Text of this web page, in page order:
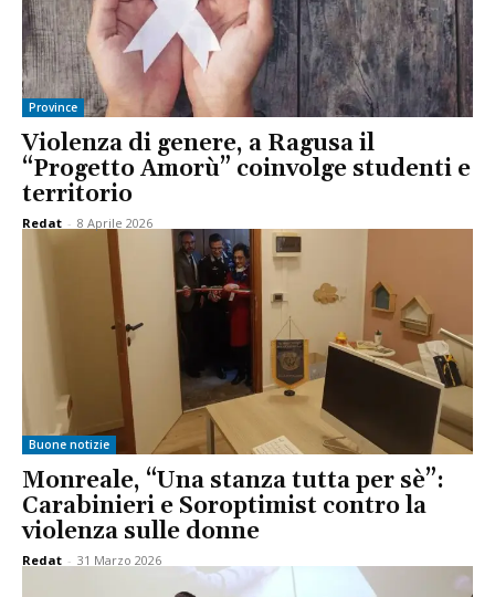
Province
Violenza di genere, a Ragusa il
“Progetto Amorù” coinvolge studenti e
territorio
Redat - 8 Aprile 2026
Buone notizie
Monreale, “Una stanza tutta per sè”:
Carabinieri e Soroptimist contro la
violenza sulle donne
Redat - 31 Marzo 2026